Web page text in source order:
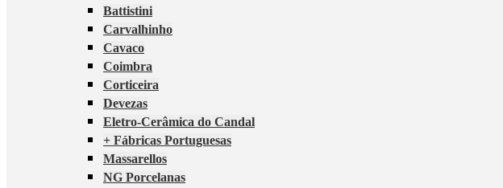
Battistini
Carvalhinho
Cavaco
Coimbra
Corticeira
Devezas
Eletro-Cerâmica do Candal
+ Fábricas Portuguesas
Massarellos
NG Porcelanas